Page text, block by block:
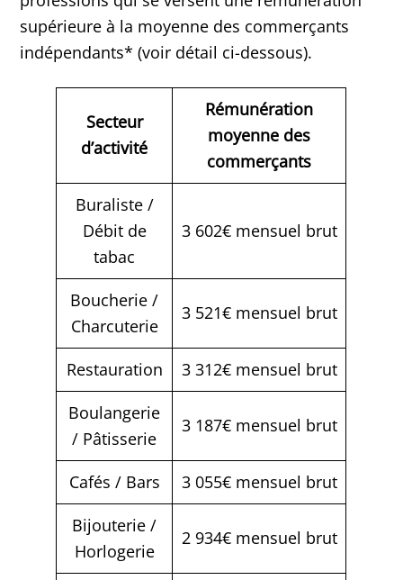
supérieure à la moyenne des commerçants
indépendants* (voir détail ci-dessous).
Secteur
d’activité
Rémunération
moyenne des
commerçants
Buraliste /
Débit de
tabac
3 602€ mensuel brut
Boucherie /
Charcuterie
3 521€ mensuel brut
Restauration
3 312€ mensuel brut
Boulangerie
/ Pâtisserie
3 187€ mensuel brut
Cafés / Bars
3 055€ mensuel brut
Bijouterie /
Horlogerie
2 934€ mensuel brut